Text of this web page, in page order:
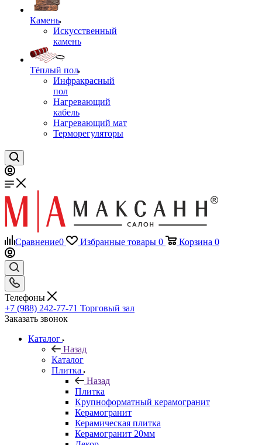
Камень
Искусственный
камень
Тёплый пол
Инфракрасный
пол
Нагревающий
кабель
Нагревающий мат
Терморегуляторы
Сравнение0 Избранные товары 0 Корзина 0
Телефоны
+7 (988) 242-77-71 Торговый зал
Заказать звонок
Каталог
Назад
Каталог
Плитка
Назад
Плитка
Крупноформатный керамогранит
Керамогранит
Керамическая плитка
Керамогранит 20мм